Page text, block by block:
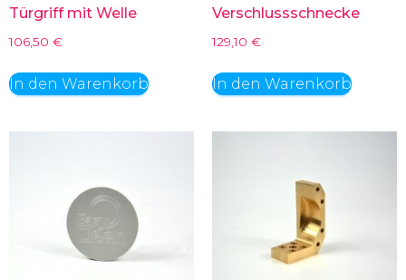
Türgriff mit Welle
106,50 €
In den Warenkorb
Verschlussschnecke
129,10 €
In den Warenkorb